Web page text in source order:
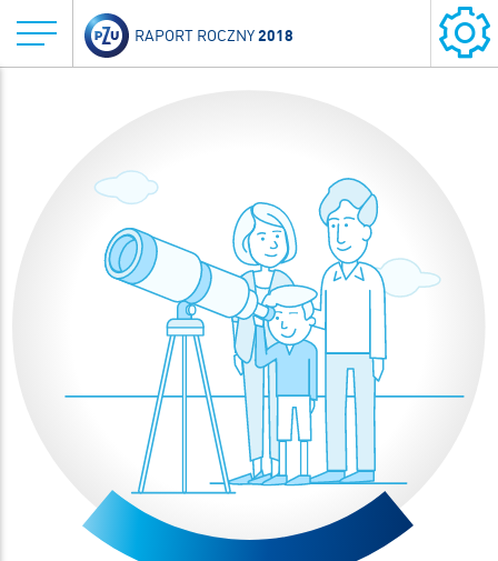
RAPORT ROCZNY2018